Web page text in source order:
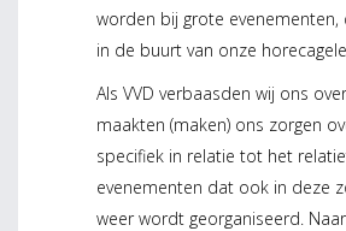
worden bij grote
in de buurt van onze
Als VVD verbaasden wij ons
maakten (maken) ons zorgen
specifiek in relatie tot het
evenementen dat ook in deze
weer wordt georganiseerd.